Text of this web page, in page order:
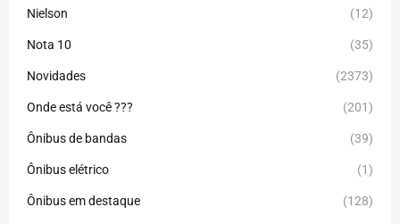
Nielson (12)
Nota 10 (35)
Novidades (2373)
Onde está você ??? (201)
Ônibus de bandas (39)
Ônibus elétrico (1)
Ônibus em destaque (128)